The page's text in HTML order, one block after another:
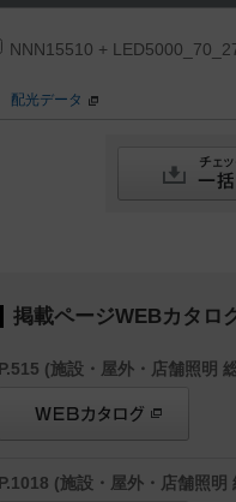
NNN15510 +
配光データ
掲載ページWEBカタロ
P.515 (施設・屋外・店舗照明
P.1018 (施設・屋外・店舗照明